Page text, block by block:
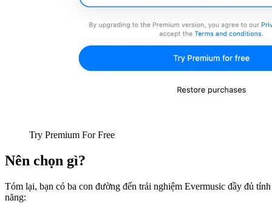
Try Premium For Free
Nên chọn gì?
Tóm lại, bạn có ba con đường đến trải nghiệm Evermusic đầy đủ tính
năng: